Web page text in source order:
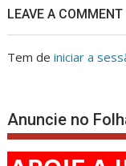
LEAVE A COMMENT
Tem deiniciar a
Anuncie no